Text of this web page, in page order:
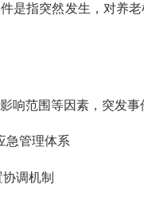
指突然发生，对养老
范围等因素，突发事
管理体系
调机制